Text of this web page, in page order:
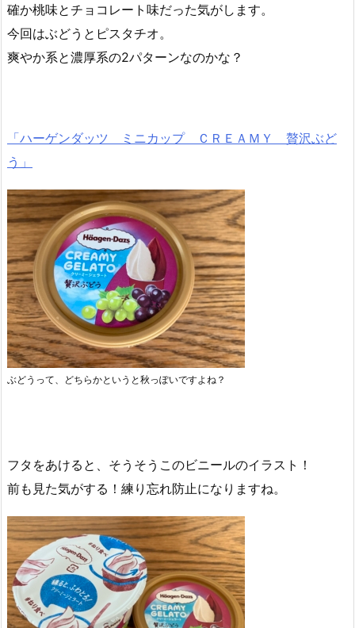
確か桃味とチョコレート味だった気がします。
今回はぶどうとピスタチオ。
爽やか系と濃厚系の2パターンなのかな？
「ハーゲンダッツ ミニカップ ＣＲＥＡＭＹ 贅沢ぶど
う」
ぶどうって、どちらかというと秋っぽいですよね？
フタをあけると、そうそうこのビニールのイラスト！
前も見た気がする！練り忘れ防止になりますね。